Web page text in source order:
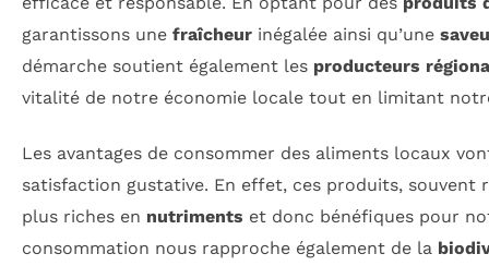
garantissons une fraîcheur inégalée ainsi qu’une
démarche soutient également les producteurs
vitalité de notre économie locale tout en limitant
Les avantages de consommer des aliments locaux
satisfaction gustative. En effet, ces produits, souvent
plus riches en nutriments et donc bénéfiques pour
consommation nous rapproche également de la